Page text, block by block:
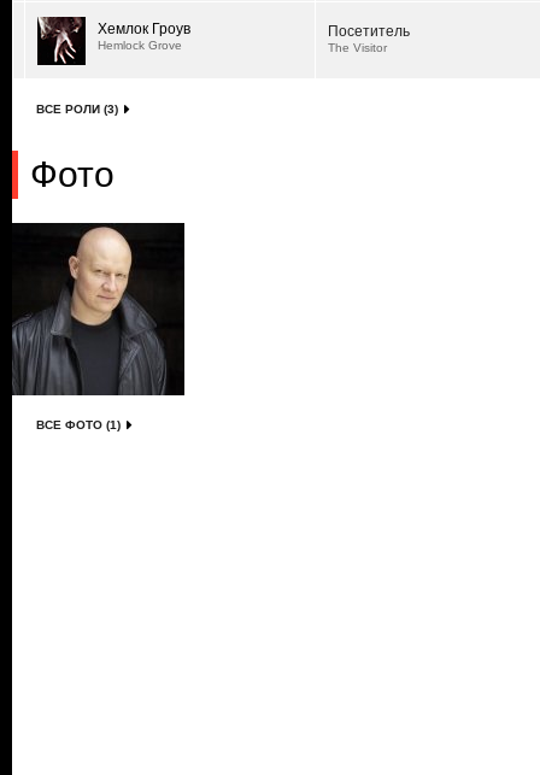
Хемлок Гроув
Hemlock Grove
Посетитель
The Visitor
ВСЕ РОЛИ (3)
Фото
ВСЕ ФОТО (1)